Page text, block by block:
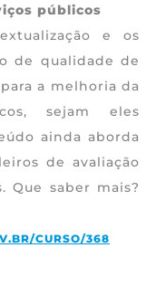
públicos
e os
de qualidade de
a melhoria da
sejam eles
ainda aborda
de avaliação
Que saber mais?
CURSO/368